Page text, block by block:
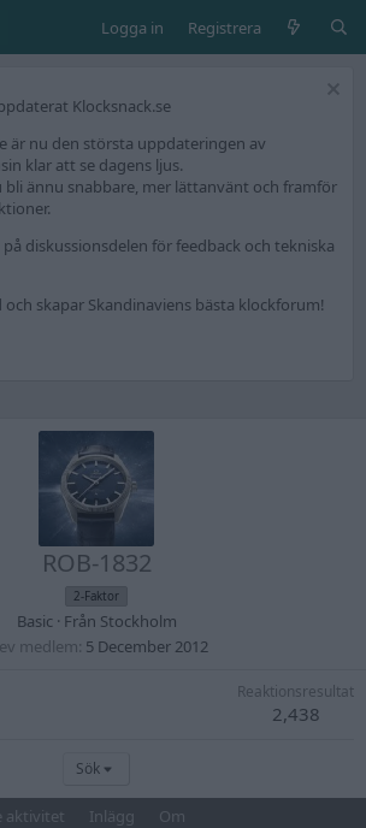
Logga in Registrera
Klocksnack.se
är nu den största uppdateringen av
klar att se dagens ljus.
ännu snabbare, mer lättanvänt och framför
diskussionsdelen för feedback och tekniska
och skapar Skandinaviens bästa klockforum!
ROB-1832
2-Faktor
Basic · Från Stockholm
medlem 5 December 2012
Reaktionsresultat
2,438
Sök
aktivitet Inlägg Om